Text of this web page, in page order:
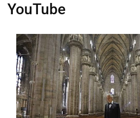
YouTube